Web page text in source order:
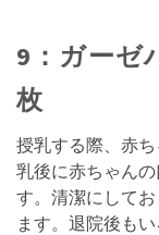
9：ガーゼ
枚
授乳する際、赤
乳後に赤ちゃん
す。清潔にして
ます。退院後も